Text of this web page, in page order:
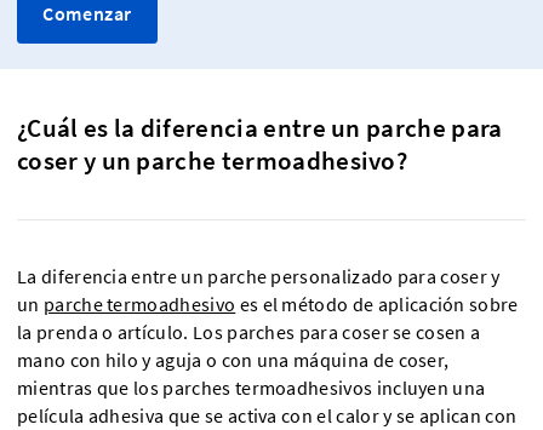
Comenzar
¿Cuál es la diferencia entre un parche para
coser y un parche termoadhesivo?
La diferencia entre un parche personalizado para coser y
un parche termoadhesivo es el método de aplicación sobre
la prenda o artículo. Los parches para coser se cosen a
mano con hilo y aguja o con una máquina de coser,
mientras que los parches termoadhesivos incluyen una
película adhesiva que se activa con el calor y se aplican con